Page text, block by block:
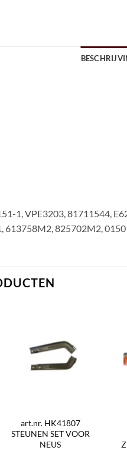
1, VPE3203, 81711544,
613758M2, 825702M2,
art.nr. HK41807
STEUNEN SET VOOR
NEUS